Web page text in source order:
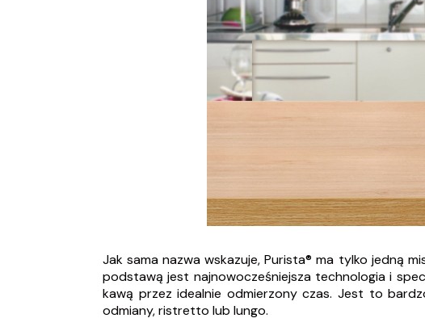
Jak sama nazwa wskazuje, Purista® ma tylko jedną
podstawą jest najnowocześniejsza technologia i
kawą przez idealnie odmierzony czas. Jest to
odmiany, ristretto lub lungo.